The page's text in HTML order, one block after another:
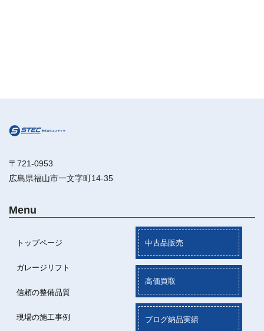
〒721-0953
広島県福山市一文字町14-35
Menu
トップページ
ガレージリフト
信頼の整備品質
現場の施工事例
中古品販売
高価買取
ブログ納品実績